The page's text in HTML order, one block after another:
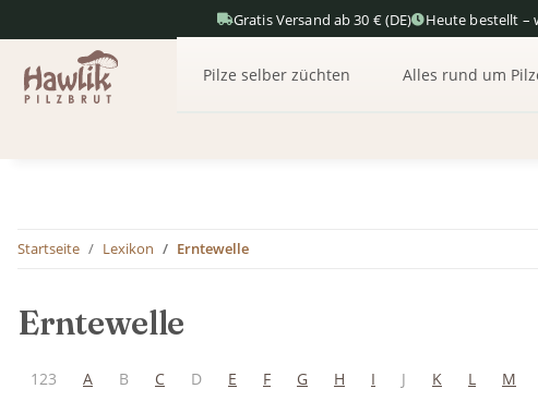
Gratis Versand ab 30 € (DE) Heute bestellt –
Pilze selber züchten Alles rund um
Startseite Lexikon Erntewelle
Erntewelle
123 A B C D E F G H I J K L M